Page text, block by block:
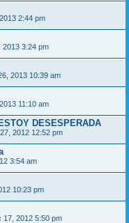
2:44 pm
2013 3:24 pm
2013 10:39 am
11:10 am
DESESPERADA
2012 12:52 pm
3:54 am
10:23 pm
17, 2012 5:50 pm